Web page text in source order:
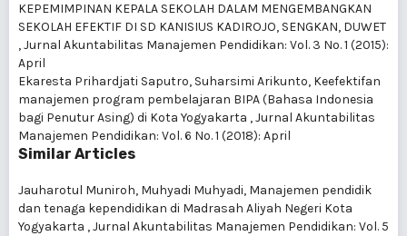
KEPEMIMPINAN KEPALA SEKOLAH DALAM MENGEMBANGKAN
SEKOLAH EFEKTIF DI SD KANISIUS KADIROJO, SENGKAN, DUWET
,Jurnal Akuntabilitas Manajemen Pendidikan: Vol. 3 No. 1 (2015):
April
Ekaresta Prihardjati Saputro, Suharsimi Arikunto, Keefektifan
manajemen program pembelajaran BIPA (Bahasa Indonesia
bagi Penutur Asing) di Kota Yogyakarta ,Jurnal Akuntabilitas
Manajemen Pendidikan: Vol. 6 No. 1 (2018): April
Similar Articles
Jauharotul Muniroh, Muhyadi Muhyadi, Manajemen pendidik
dan tenaga kependidikan di Madrasah Aliyah Negeri Kota
Yogyakarta ,Jurnal Akuntabilitas Manajemen Pendidikan: Vol. 5